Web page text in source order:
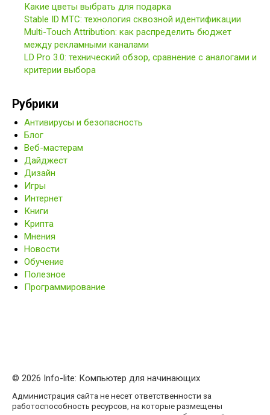
Какие цветы выбрать для подарка
Stable ID МТС: технология сквозной идентификации
Multi-Touch Attribution: как распределить бюджет
между рекламными каналами
LD Pro 3.0: технический обзор, сравнение с аналогами и
критерии выбора
Рубрики
Антивирусы и безопасность
Блог
Веб-мастерам
Дайджест
Дизайн
Игры
Интернет
Книги
Крипта
Мнения
Новости
Обучение
Полезное
Программирование
© 2026 Info-lite: Компьютер для начинающих
Администрация сайта не несет ответственности за
работоспособность ресурсов, на которые размещены